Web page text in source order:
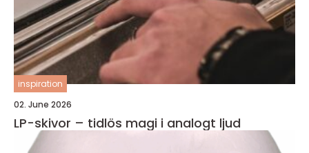
inspiration
02. June 2026
LP-skivor – tidlös magi i analogt ljud